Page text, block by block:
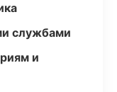
службами
и